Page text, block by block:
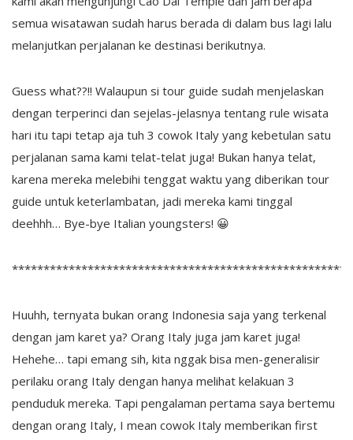
semua wisatawan sudah harus berada di dalam bus lagi lalu
melanjutkan perjalanan ke destinasi berikutnya.
Guess what??!! Walaupun si tour guide sudah menjelaskan
dengan terperinci dan sejelas-jelasnya tentang rule wisata
hari itu tapi tetap aja tuh 3 cowok Italy yang kebetulan satu
perjalanan sama kami telat-telat juga! Bukan hanya telat,
karena mereka melebihi tenggat waktu yang diberikan tour
guide untuk keterlambatan, jadi mereka kami tinggal
deehhh… Bye-bye Italian youngsters! 😀
*****************************************************
Huuhh, ternyata bukan orang Indonesia saja yang terkenal
dengan jam karet ya? Orang Italy juga jam karet juga!
Hehehe… tapi emang sih, kita nggak bisa men-generalisir
perilaku orang Italy dengan hanya melihat kelakuan 3
penduduk mereka. Tapi pengalaman pertama saya bertemu
dengan orang Italy, I mean cowok Italy memberikan first